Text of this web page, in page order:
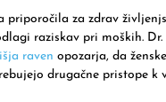
priporočila za zdrav
raziskav pri moških. Dr.
raven opozarja, da
drugačne pristope k